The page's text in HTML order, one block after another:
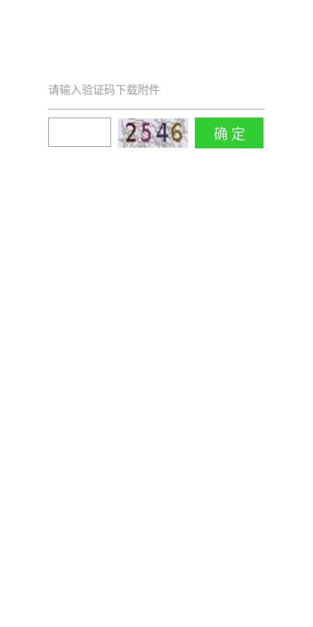
请输入验证码下载附件